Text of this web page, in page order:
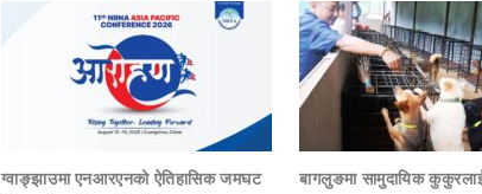
ग्वाङ्झाउमा एनआरएनको ऐतिहासिक जमघट
बागलुङमा सामुदायिक